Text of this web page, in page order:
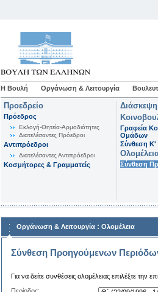
Η Βουλή Οργάνωση & Λειτουργία
Προεδρείο
Πρόεδρος
Εκλογή-Θητεία-Αρμοδιότητες
Διατελέσαντες Πρόεδροι
Αντιπρόεδροι
Διατελέσαντες Αντιπρόεδροι
Κοσμήτορες & Γραμματείς
Γραφεία
Ομάδων
Σύνθεση K'
Σύνθεση
Οργάνωση & Λειτουργία : Ολομέλεια
Σύνθεση Προηγούμενων
Για να δείτε συνθέσεις ολομέλειας επιλέξτε την